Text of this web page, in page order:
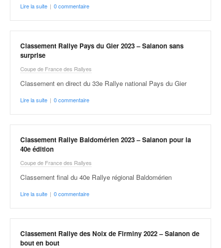
Lire la suite | 0 commentaire
Classement Rallye Pays du Gier 2023 – Salanon sans
surprise
Coupe de France des Rallyes
Classement en direct du 33e Rallye national Pays du Gier
Lire la suite | 0 commentaire
Classement Rallye Baldomérien 2023 – Salanon pour la
40e édition
Coupe de France des Rallyes
Classement final du 40e Rallye régional Baldomérien
Lire la suite | 0 commentaire
Classement Rallye des Noix de Firminy 2022 – Salanon de
bout en bout